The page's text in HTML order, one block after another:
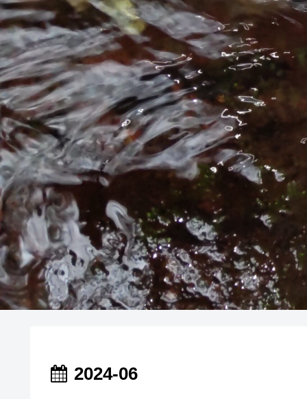
2024-06